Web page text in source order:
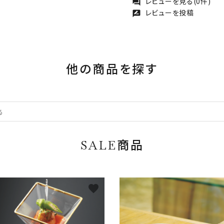
forum
rate_review レビューを投稿
他の商品を探す
SALE商品
favorite